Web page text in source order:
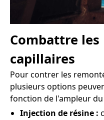
Combattre
capillaires
Pour contrer les
plusieurs options
fonction de l'ampleur
Injection de résine :